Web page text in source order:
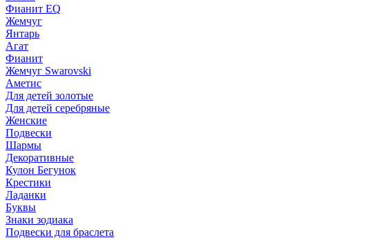
Фианит EQ
Жемчуг
Янтарь
Агат
Фианит
Жемчуг Swarovski
Аметис
Для детей золотые
Для детей серебряные
Женские
Подвески
Шармы
Декоративные
Кулон Бегунок
Крестики
Ладанки
Буквы
Знаки зодиака
Подвески для браслета